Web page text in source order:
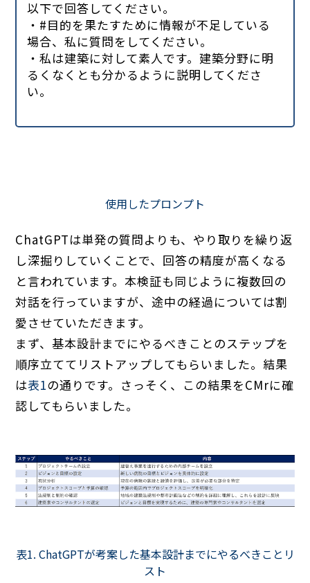
以下で回答してください。
・#目的を果たすために情報が不足している
場合、私に質問をしてください。
・私は建築に対して素人です。建築分野に明
るくなくとも分かるように説明してくださ
い。
使用したプロンプト
ChatGPTは単発の質問よりも、やり取りを繰り返
し深掘りしていくことで、回答の精度が高くなる
と言われています。本検証も同じように複数回の
対話を行っていますが、途中の経過については割
愛させていただきます。
まず、基本設計までにやるべきことのステップを
順序立ててリストアップしてもらいました。結果
は表1の通りです。さっそく、この結果をCMrに確
認してもらいました。
表1. ChatGPTが考案した基本設計までにやるべきことリ
スト